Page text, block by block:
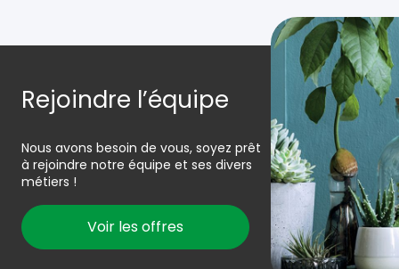
Rejoindre l’équipe
Nous avons besoin de vous, soyez prêt
à rejoindre notre équipe et ses divers
métiers !
Voir les offres